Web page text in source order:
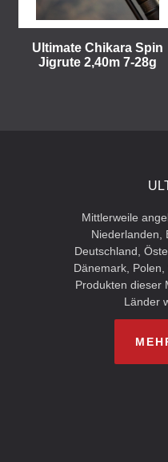
Ultimate Chikara Spin
Jigrute 2,40m 7-28g
Mittlerweile
Niederlanden,
Deutschland,
Dänemark,
Produkten dieser
Länder